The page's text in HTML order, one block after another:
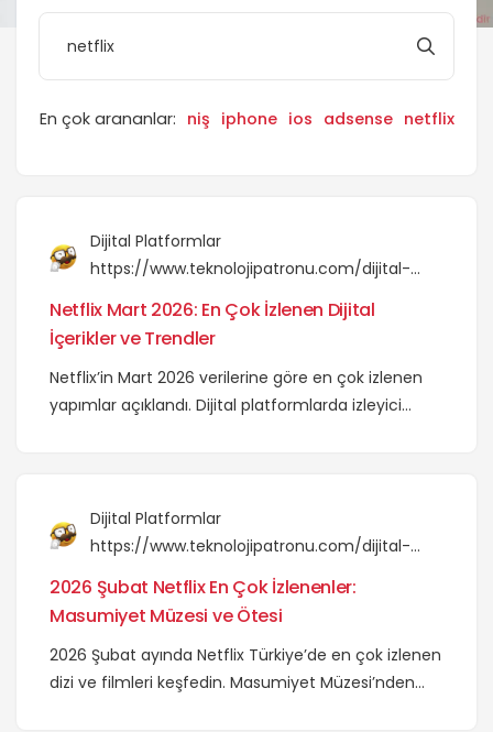
Müzesi ve Ötesi
Yapay Zekâ ile İçerik Üretmek SEO’ya Zarar Verir
En çok arananlar: niş iphone ios adsense netflix
Dijital Platformlar
https://www.teknolojipatronu.com/dijital-
izlenen-dijital-icerikler-trendler/
Netflix Mart 2026: En Çok İzlenen Dijital
İçerikler ve Trendler
Netflix’in Mart 2026 verilerine göre en çok izlenen
yapımlar açıklandı. Dijital platformlarda izleyici
Dijital Platformlar
https://www.teknolojipatronu.com/dijital-
izlenenler/
2026 Şubat Netflix En Çok İzlenenler:
Masumiyet Müzesi ve Ötesi
2026 Şubat ayında Netflix Türkiye’de en çok izlenen
dizi ve filmleri keşfedin. Masumiyet Müzesi’nden